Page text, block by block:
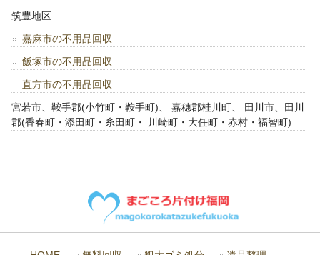
筑豊地区
嘉麻市の不用品回収
飯塚市の不用品回収
直方市の不用品回収
宮若市、鞍手郡(小竹町・鞍手町)、 嘉穂郡桂川町、 田川市、田川
郡(香春町・添田町・糸田町・ 川崎町・大任町・赤村・福智町)